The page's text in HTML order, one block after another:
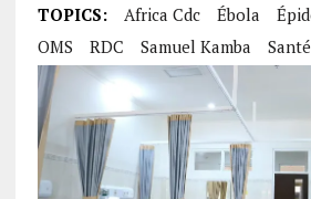
TOPICS: Africa Cdc Ébola
OMS
RDC Samuel Kamba